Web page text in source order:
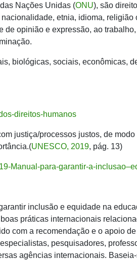
Nações Unidas (ONU), são
etnia, idioma, religião
opinião e expressão, ao
biológicas, sociais, econômicas,
direitos-humanos
justiça/processos justos, de
UNESCO, 2019, pág. 13)
Manual-para-garantir-a-
inclusão e equidade na
práticas internacionais
com a recomendação e o apoio
pesquisadores,
agências internacionais.